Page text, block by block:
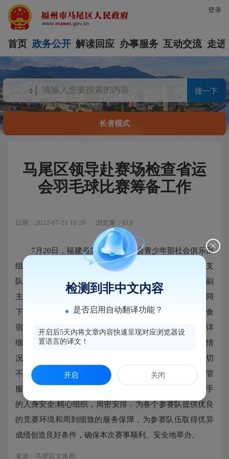
登录
首页 政务公开 解读回应 办事服务 互动交流 走进
搜一下
长者模式
马尾区领导赴赛场检查省运
会羽毛球比赛筹备工作
日期：2022-07-21 10:20 浏览量：619
7月20日，福建省第十七届运动会青少年部社会俱乐部
组羽毛球比赛在马尾区体育馆正式拉开序幕，全省共有9支
队伍、200余名运动员参赛。下午，福州市马尾区管委会副
主任、副区长江典顺，在相关部门领导、赛事负责人陪同
下深入比赛现场进行指导，深入了解了疫情防控措施、食
宿安全方案、赛事安全方案及参赛人员入场线路等，并详
细察看了比赛场地的布置、赛事卫生、安全等后勤保障情
况。江典顺副区长强调应严格落实相关疫情防控措施，切
不可麻痹大意，严格贯彻落实全省体育赛事活动安全监管
服务工作会议的精神，强化安全意识，全力保障参赛选手
的人身安全;精心组织，周密安排，为各个参赛队提供优良
的竞赛环境和周到细致的服务保障，为参赛队伍取得优异
成绩创造良好条件，确保本次赛事顺利、安全地举办。
来源：马尾区文体局
检测到非中文内容
是否启用自动翻译功能？
开启后5天内将文章内容快速呈现对应浏览器设
置语言的译文！
开启 关闭